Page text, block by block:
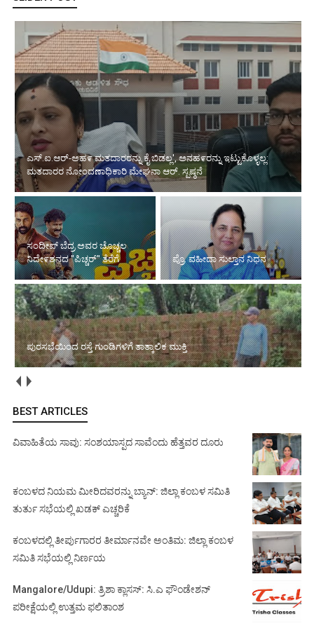
ಸಂದೀಪ್ ಬೆದ್ರ ಅವರ ಚೊಚ್ಚಲ ನಿದೇ೯ಶನದ "ಪಿಚ್ಚರ್"
ತೆರೆಗೆ
ಪ್ರೊ. ವಹೀದಾ ಸುಲ್ತಾನ ನಿಧನ
ಪುರಸಭೆಯಿಂದ ರಸ್ತೆ ಗುಂಡಿಗಳಿಗೆ ತಾತ್ಕಾಲಿಕ ಮುಕ್ತಿ
ಆ.8,9: ಮೂಡುಬಿದಿರೆ ಅಡ್ವೆಂಚರ್ ಡ್ರೈವ್–2026ರ 5ನೇ ಆವೃತ್ತಿಯ ಟೈಮ್–
ಸ್ಪೀಡ್–ಡಿಸ್ಟೆನ್ಸ್ (TSD) ಕಾರ್ ರ‍್ಯಾಲಿ
BEST ARTICLES
ವಿವಾಹಿತೆಯ ಸಾವು: ಸಂಶಯಾಸ್ಪದ ಸಾವೆಂದು ಹೆತ್ತವರ ದೂರು
ಕಂಬಳದ ನಿಯಮ ಮೀರಿದವರನ್ನು ಬ್ಯಾನ್: ಜಿಲ್ಲಾ ಕಂಬಳ ಸಮಿತಿ
ತುರ್ತು ಸಭೆಯಲ್ಲಿ ಖಡಕ್ ಎಚ್ಚರಿಕೆ
ಕಂಬಳದಲ್ಲಿ ತೀರ್ಪುಗಾರರ ತೀರ್ಮಾನವೇ ಅಂತಿಮ: ಜಿಲ್ಲಾ ಕಂಬಳ
ಸಮಿತಿ ಸಭೆಯಲ್ಲಿ ನಿರ್ಣಯ
Mangalore/Udupi: ತ್ರಿಶಾ ಕ್ಲಾಸಸ್: ಸಿ.ಎ ಫೌಂಡೇಶನ್
ಪರೀಕ್ಷೆಯಲ್ಲಿ ಉತ್ತಮ ಫಲಿತಾಂಶ